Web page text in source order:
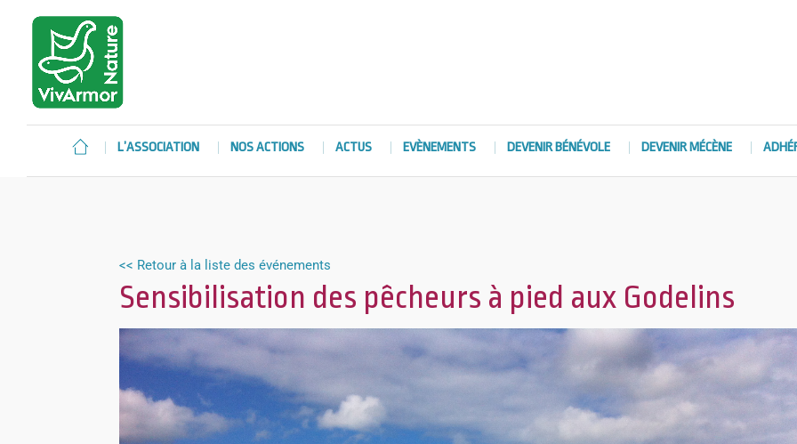
L’ASSOCIATION NOS ACTIONS ACTUS EVÈNEMENTS DEVENIR BÉNÉVOLE DEVENIR MÉCÈNE
<< Retour à la liste des événements
Sensibilisation des pêcheurs à pied aux Godelins